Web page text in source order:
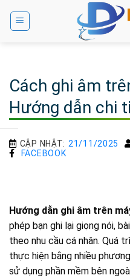
Cách ghi âm
Hướng dẫn chi
CẬP NHẬT: 21/11/2025
FACEBOOK
Hướng dẫn ghi âm trên
phép bạn ghi lại giọng nói,
theo nhu cầu cá nhân. Quá
thực hiện bằng nhiều
sử dụng phần mềm bên